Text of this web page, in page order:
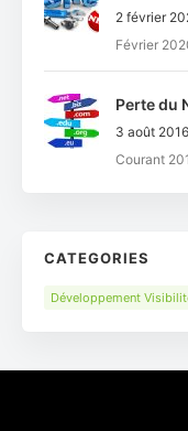
2 février
Février
Perte du
3 août 2016
Courant
CATEGORIES
Développement